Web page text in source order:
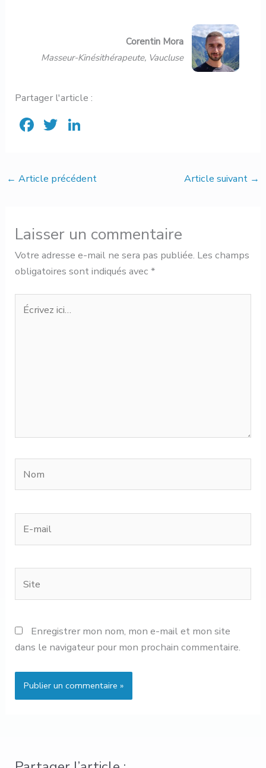
Corentin Mora
Masseur-Kinésithérapeute, Vaucluse
Partager l'article :
F
b
T
te dI
← Article précédent Article suivant →
Laisser un commentaire
Votre adresse e-mail ne sera pas publiée. Les champs
obligatoires sont indiqués avec*
Écrivez
ici…
mail
Enregistrer mon nom, mon e-mail et mon site
dans le navigateur pour mon prochain commentaire.